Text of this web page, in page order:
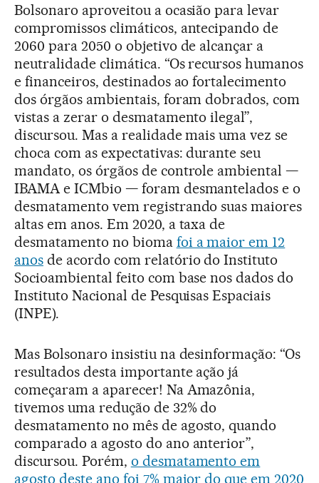
Bolsonaro aproveitou a ocasião para levar
compromissos climáticos, antecipando de
2060 para 2050 o objetivo de alcançar a
neutralidade climática. “Os recursos humanos
e financeiros, destinados ao fortalecimento
dos órgãos ambientais, foram dobrados, com
vistas a zerar o desmatamento ilegal”,
discursou. Mas a realidade mais uma vez se
choca com as expectativas: durante seu
mandato, os órgãos de controle ambiental —
IBAMA e ICMbio — foram desmantelados e o
desmatamento vem registrando suas maiores
altas em anos. Em 2020, a taxa de
desmatamento no bioma foi a maior em 12
anosde acordo com relatório do Instituto
Socioambiental feito com base nos dados do
Instituto Nacional de Pesquisas Espaciais
(INPE).
Mas Bolsonaro insistiu na desinformação: “Os
resultados desta importante ação já
começaram a aparecer! Na Amazônia,
tivemos uma redução de 32% do
desmatamento no mês de agosto, quando
comparado a agosto do ano anterior”,
discursou. Porém, o desmatamento em
agosto deste ano foi 7% maior do que em 2020